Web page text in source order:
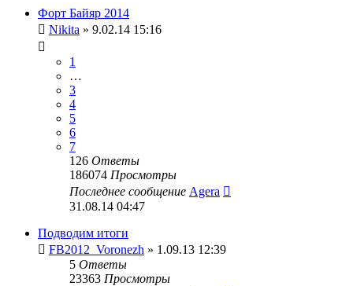
Форт Байяр 2014
Nikita » 9.02.14 15:16
1
…
3
4
5
6
7
126 Ответы
186074 Просмотры
Последнее сообщение Agera
31.08.14 04:47
Подводим итоги
FB2012_Voronezh » 1.09.13 12:39
5 Ответы
23363 Просмотры